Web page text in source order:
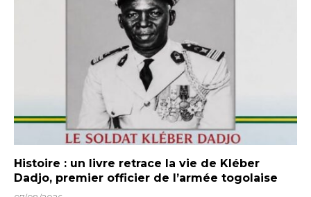
Histoire : un livre retrace la vie de Kléber
Dadjo, premier officier de l’armée togolaise